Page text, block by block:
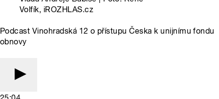
Volfík, iROZHLAS.cz
Podcast Vinohradská 12 o přístupu Česka k unijnímu fondu
obnovy